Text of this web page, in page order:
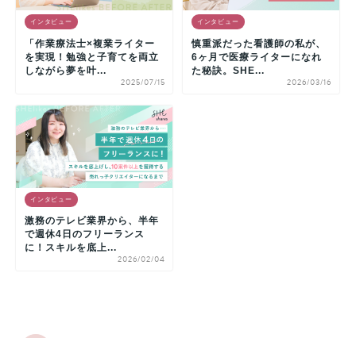
インタビュー
「作業療法士×複業ライター
を実現！勉強と子育てを両立
しながら夢を叶...
2025/07/15
インタビュー
慎重派だった看護師の私が、
6ヶ月で医療ライターになれ
た秘訣。SHE...
2026/03/16
インタビュー
激務のテレビ業界から、半年
で週休4日のフリーランス
に！スキルを底上...
2026/02/04